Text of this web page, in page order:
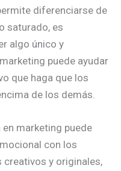
diferenciarse de
saturado, es
algo único y
puede ayudar
que haga que los
de los demás.
marketing puede
con los
creativos y originales,